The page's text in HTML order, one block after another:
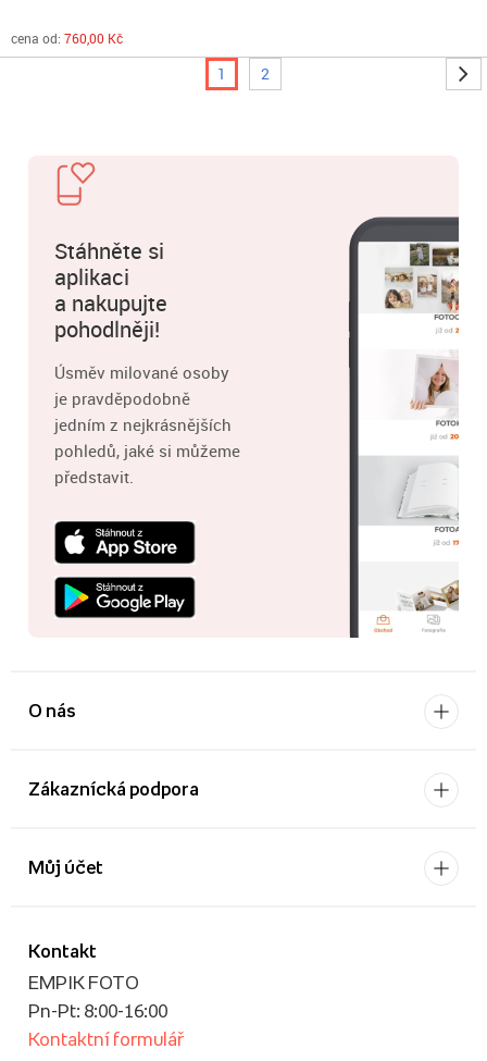
cena od: 760,00 Kč
1 2
Stáhněte si
aplikaci
a nakupujte
pohodlněji!
Úsměv milované osoby
je pravděpodobně
jedním z nejkrásnějších
pohledů, jaké si můžeme
představit.
O nás
Zákaznícká podpora
Kontakt
EMPIK FOTO
Pn-Pt: 8:00-16:00
Kontaktní formulář
Můj účet